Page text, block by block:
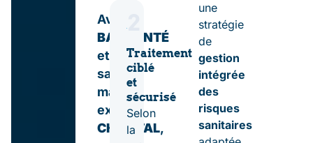
Avec
BATISANTÉ
et
sa
marque
experte
CHRISTAL,
2
Traitement
ciblé
et
sécurisé
Selon
la
une
stratégie
de
gestion
intégrée
des
risques
sanitaires